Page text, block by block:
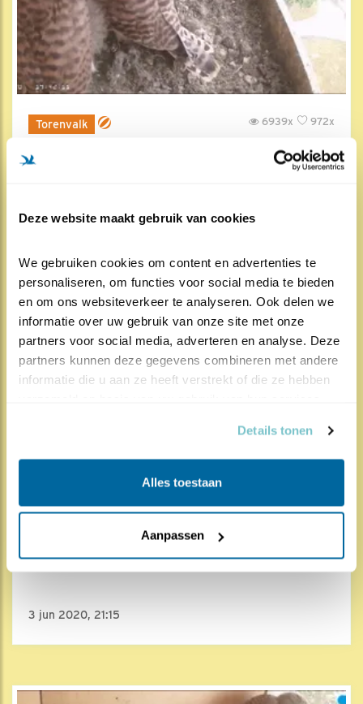
Deze website maakt gebruik van cookies
We gebruiken cookies om content en advertenties te
personaliseren, om functies voor social media te bieden
en om ons websiteverkeer te analyseren. Ook delen we
informatie over uw gebruik van onze site met onze
partners voor social media, adverteren en analyse. Deze
partners kunnen deze gegevens combineren met andere
informatie die u aan ze heeft verstrekt of die ze hebben
Details tonen
Alles toestaan
Aanpassen
Torenvalk 972x
6939x
Home sweet home
Terug van eerste vlucht
3 jun 2020, 21:15